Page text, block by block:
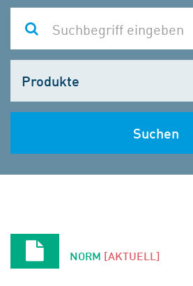
wählen
Suchen
NORM [AKTUELL]